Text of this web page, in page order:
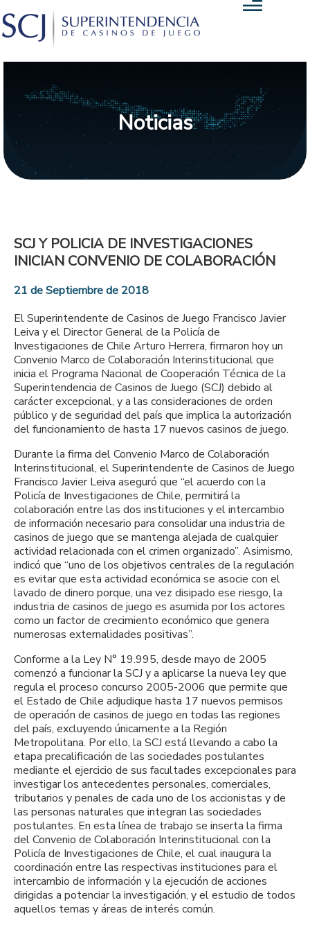
Noticias
SCJ Y POLICIA DE INVESTIGACIONES
INICIAN CONVENIO DE COLABORACIÓN
21 de Septiembre de 2018
El Superintendente de Casinos de Juego Francisco Javier
Leiva y el Director General de la Policía de
Investigaciones de Chile Arturo Herrera, firmaron hoy un
Convenio Marco de Colaboración Interinstitucional que
inicia el Programa Nacional de Cooperación Técnica de la
Superintendencia de Casinos de Juego (SCJ) debido al
carácter excepcional, y a las consideraciones de orden
público y de seguridad del país que implica la autorización
del funcionamiento de hasta 17 nuevos casinos de juego.
Durante la firma del Convenio Marco de Colaboración
Interinstitucional, el Superintendente de Casinos de Juego
Francisco Javier Leiva aseguró que “el acuerdo con la
Policía de Investigaciones de Chile, permitirá la
colaboración entre las dos instituciones y el intercambio
de información necesario para consolidar una industria de
casinos de juego que se mantenga alejada de cualquier
actividad relacionada con el crimen organizado”. Asimismo,
indicó que “uno de los objetivos centrales de la regulación
es evitar que esta actividad económica se asocie con el
lavado de dinero porque, una vez disipado ese riesgo, la
industria de casinos de juego es asumida por los actores
como un factor de crecimiento económico que genera
numerosas externalidades positivas”.
Conforme a la Ley N° 19.995, desde mayo de 2005
comenzó a funcionar la SCJ y a aplicarse la nueva ley que
regula el proceso concurso 2005-2006 que permite que
el Estado de Chile adjudique hasta 17 nuevos permisos
de operación de casinos de juego en todas las regiones
del país, excluyendo únicamente a la Región
Metropolitana. Por ello, la SCJ está llevando a cabo la
etapa precalificación de las sociedades postulantes
mediante el ejercicio de sus facultades excepcionales para
investigar los antecedentes personales, comerciales,
tributarios y penales de cada uno de los accionistas y de
las personas naturales que integran las sociedades
postulantes. En esta línea de trabajo se inserta la firma
del Convenio de Colaboración Interinstitucional con la
Policía de Investigaciones de Chile, el cual inaugura la
coordinación entre las respectivas instituciones para el
intercambio de información y la ejecución de acciones
dirigidas a potenciar la investigación, y el estudio de todos
aquellos temas y áreas de interés común.